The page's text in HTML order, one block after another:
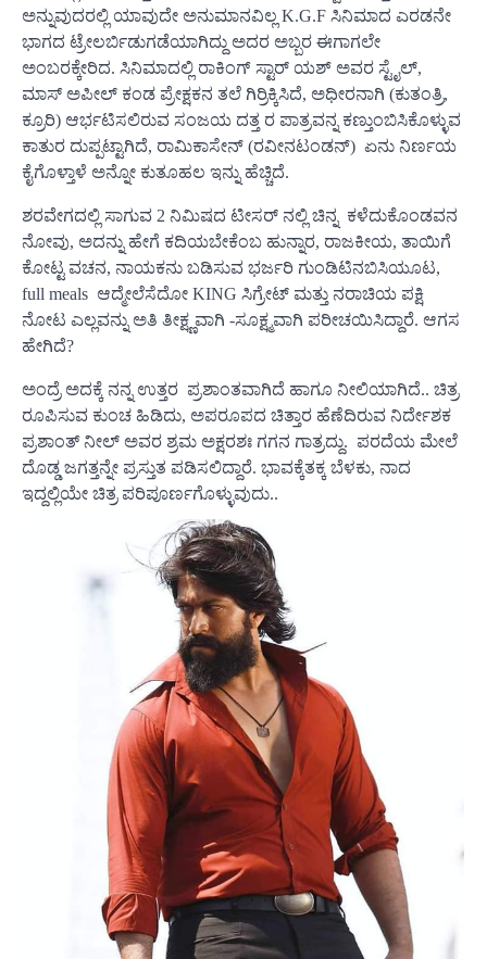
ಅನ್ನುವುದರಲ್ಲಿ ಯಾವುದೇ ಅನುಮಾನವಿಲ್ಲ K.G.F ಸಿನಿಮಾದ ಎರಡನೇ
ಭಾಗದ ಟ್ರೇಲರ್ಬಿಡುಗಡೆಯಾಗಿದ್ದು ಅದರ ಅಬ್ಬರ ಈಗಾಗಲೇ
ಅಂಬರಕ್ಕೇರಿದ. ಸಿನಿಮಾದಲ್ಲಿ ರಾಕಿಂಗ್ ಸ್ಟಾರ್ ಯಶ್ ಅವರ ಸ್ಟೈಲ್,
ಮಾಸ್ ಅಪೀಲ್ ಕಂಡ ಪ್ರೇಕ್ಷಕನ ತಲೆ ಗಿರ್ರಿಕ್ಕಿಸಿದೆ, ಅಧೀರನಾಗಿ (ಕುತಂತ್ರಿ,
ಕ್ರೂರಿ) ಆರ್ಭಟಿಸಲಿರುವ ಸಂಜಯ ದತ್ತ ರ ಪಾತ್ರವನ್ನ ಕಣ್ತುಂಬಿಸಿಕೊಳ್ಳುವ
ಕಾತುರ ದುಪ್ಪಟ್ಟಾಗಿದೆ, ರಾಮಿಕಾಸೇನ್ (ರವೀನಟಂಡನ್) ಏನು ನಿರ್ಣಯ
ಕೈಗೊಳ್ತಾಳೆ ಅನ್ನೋ ಕುತೂಹಲ ಇನ್ನು ಹೆಚ್ಚಿದೆ.
ಶರವೇಗದಲ್ಲಿ ಸಾಗುವ 2 ನಿಮಿಷದ ಟೀಸರ್ ನಲ್ಲಿ ಚಿನ್ನ ಕಳೆದುಕೊಂಡವನ
ನೋವು, ಅದನ್ನು ಹೇಗೆ ಕದಿಯಬೇಕೆಂಬ ಹುನ್ನಾರ, ರಾಜಕೀಯ, ತಾಯಿಗೆ
ಕೋಟ್ಟ ವಚನ, ನಾಯಕನು ಬಡಿಸುವ ಭರ್ಜರಿ ಗುಂಡಿಟಿನಬಿಸಿಯೂಟ,
full meals ಆದ್ಮೇಲೆಸೆದೋ KING ಸಿಗ್ರೇಟ್ ಮತ್ತು ನರಾಚಿಯ ಪಕ್ಷಿ
ನೋಟ ಎಲ್ಲವನ್ನು ಅತಿ ತೀಕ್ಷ್ಣವಾಗಿ -ಸೂಕ್ಷ್ಮವಾಗಿ ಪರೀಚಯಿಸಿದ್ದಾರೆ. ಆಗಸ
ಹೇಗಿದೆ?
ಅಂದ್ರೆ ಅದಕ್ಕೆ ನನ್ನ ಉತ್ತರ ಪ್ರಶಾಂತವಾಗಿದೆ ಹಾಗೂ ನೀಲಿಯಾಗಿದೆ.. ಚಿತ್ರ
ರೂಪಿಸುವ ಕುಂಚ ಹಿಡಿದು, ಅಪರೂಪದ ಚಿತ್ತಾರ ಹೆಣೆದಿರುವ ನಿರ್ದೇಶಕ
ಪ್ರಶಾಂತ್ ನೀಲ್ ಅವರ ಶ್ರಮ ಅಕ್ಷರಶಃ ಗಗನ ಗಾತ್ರದ್ದು. ಪರದೆಯ ಮೇಲೆ
ದೊಡ್ಡ ಜಗತ್ತನ್ನೇ ಪ್ರಸ್ತುತ ಪಡಿಸಲಿದ್ದಾರೆ. ಭಾವಕ್ಕೆತಕ್ಕ ಬೆಳಕು, ನಾದ
ಇದ್ದಲ್ಲಿಯೇ ಚಿತ್ರ ಪರಿಪೂರ್ಣಗೊಳ್ಳುವುದು..